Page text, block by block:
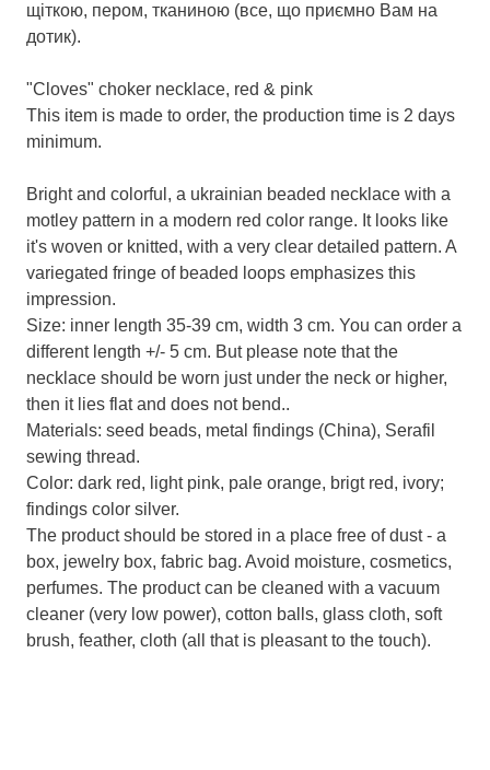
щіткою, пером, тканиною (все, що приємно Вам на
дотик).
"Cloves" choker necklace, red & pink
This item is made to order, the production time is 2 days
minimum.
Bright and colorful, a ukrainian beaded necklace with a
motley pattern in a modern red color range. It looks like
it's woven or knitted, with a very clear detailed pattern. A
variegated fringe of beaded loops emphasizes this
impression.
Size: inner length 35-39 cm, width 3 cm. You can order a
different length +/- 5 cm. But please note that the
necklace should be worn just under the neck or higher,
then it lies flat and does not bend..
Materials: seed beads, metal findings (China), Serafil
sewing thread.
Color: dark red, light pink, pale orange, brigt red, ivory;
findings color silver.
The product should be stored in a place free of dust - a
box, jewelry box, fabric bag. Avoid moisture, cosmetics,
perfumes. The product can be cleaned with a vacuum
cleaner (very low power), cotton balls, glass cloth, soft
brush, feather, cloth (all that is pleasant to the touch).